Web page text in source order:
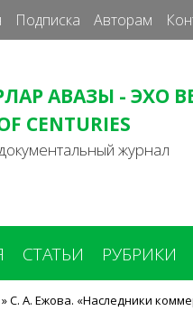
Подписка Авторам
АВАЗЫ - ЭХО
CENTURIES
журнал
СТАТЬИ РУБРИКИ
»С. А. Ежова. «Наследники